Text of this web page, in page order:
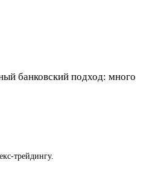
банковский подход: много
трейдингу.